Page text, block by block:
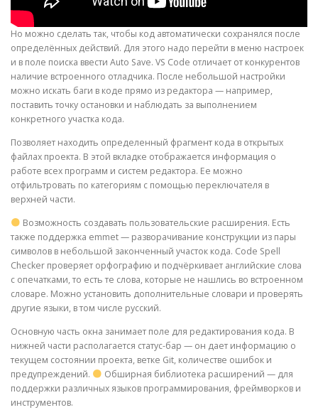
PHYSICAL THERAPY
POST SURGICAL REHABILITATION THERAPY
TESTIMONIALS
THERAPEUTIC MODALITIES
TRANSFORMATIONAL (LIFE) COACHING
TREATMENTS
Но можно сделать так, чтобы код автоматически сохранялся после
определённых действий. Для этого надо перейти в меню настроек
и в поле поиска ввести Auto Save. VS Code отличает от конкурентов
наличие встроенного отладчика. После небольшой настройки
можно искать баги в коде прямо из редактора — например,
поставить точку остановки и наблюдать за выполнением
конкретного участка кода.
Позволяет находить определенный фрагмент кода в открытых
файлах проекта. В этой вкладке отображается информация о
работе всех программ и систем редактора. Ее можно
отфильтровать по категориям с помощью переключателя в
верхней части.
Возможность создавать пользовательские расширения. Есть
также поддержка emmet — разворачивание конструкции из пары
символов в небольшой законченный участок кода. Code Spell
Checker проверяет орфографию и подчёркивает английские слова
с опечатками, то есть те слова, которые не нашлись во встроенном
словаре. Можно установить дополнительные словари и проверять
другие языки, в том числе русский.
Основную часть окна занимает поле для редактирования кода. В
нижней части располагается статус-бар — он дает информацию о
текущем состоянии проекта, ветке Git, количестве ошибок и
предупреждений.
Обширная библиотека расширений — для
поддержки различных языков программирования, фреймворков и
инструментов.